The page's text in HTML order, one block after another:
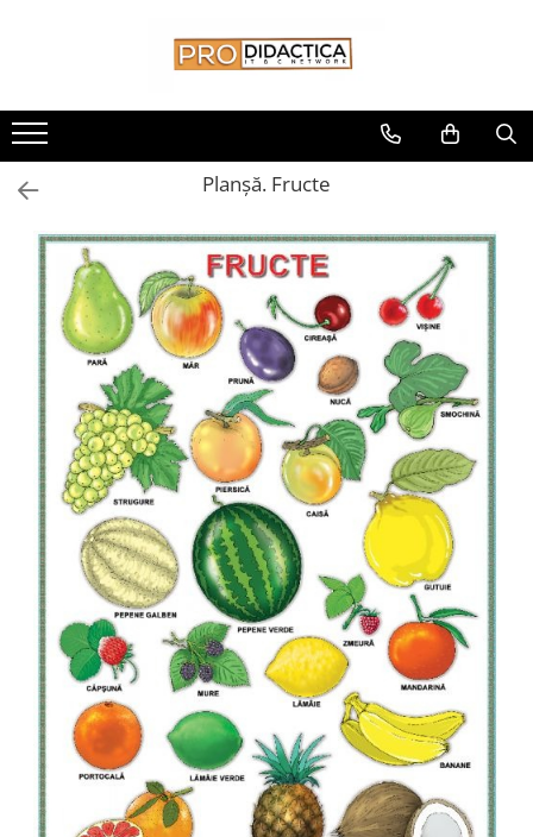
Oferta PNRR/PNRAS
Pachete Echipamente Sali Clasa
Pachete Echipamente Sala Clasa
Table Interactive
Display-uri Interactive
Suporti/Standuri/Accesorii
Imprimante si Multifunctionale
Imprimante si Scanere 3D
Imprimante 3D
Creioane 3D
Accesorii 3D
Camere Documente
Videoproiectoare si Accesorii
Videoproiectoare
Accesorii
Suporti
Videoconferinta si Colaborare
Camere Videoconferinta
Boxe si Soundbar
Tehnologie Educationala
Ochelari VR-3D
Planșă. Fructe